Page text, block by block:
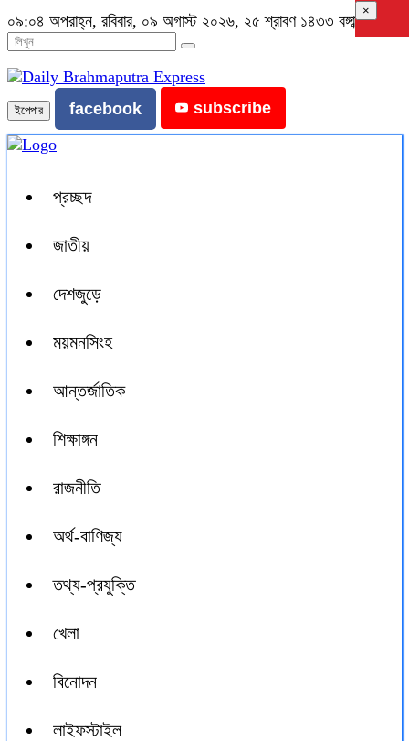
০৯:০৪ অপরাহ্ন, রবিবার, ০৯ অগাস্ট ২০২৬, ২৫ শ্রাবণ ১৪৩৩ বঙ্গাব্দ
ইপেপার facebook subscribe
প্রচ্ছদ
জাতীয়
দেশজুড়ে
ময়মনসিংহ
আন্তর্জাতিক
শিক্ষাঙ্গন
রাজনীতি
অর্থ-বাণিজ্য
তথ্য-প্রযুক্তি
খেলা
বিনোদন
লাইফস্টাইল
×